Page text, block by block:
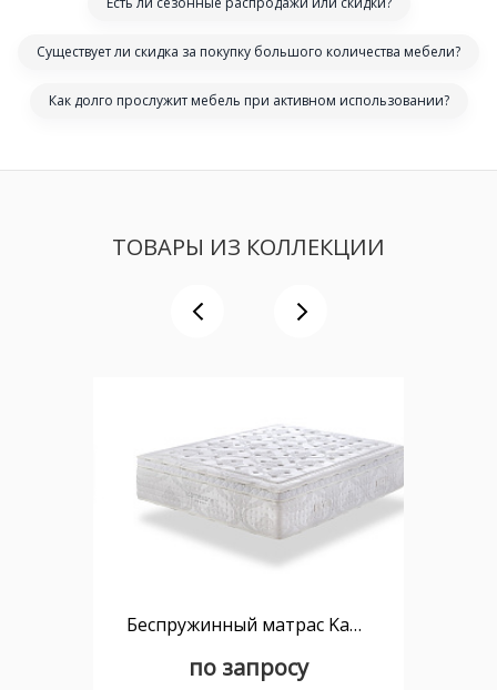
Существует ли скидка за покупку большого количества мебели?
Как долго прослужит мебель при активном использовании?
ТОВАРЫ ИЗ КОЛЛЕКЦИИ
Беспружинный матрас Kamasana Diamant 160x200
по запросу